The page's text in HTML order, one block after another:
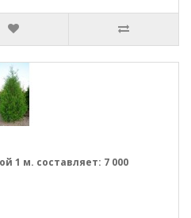
1 м. составляет: 7 000